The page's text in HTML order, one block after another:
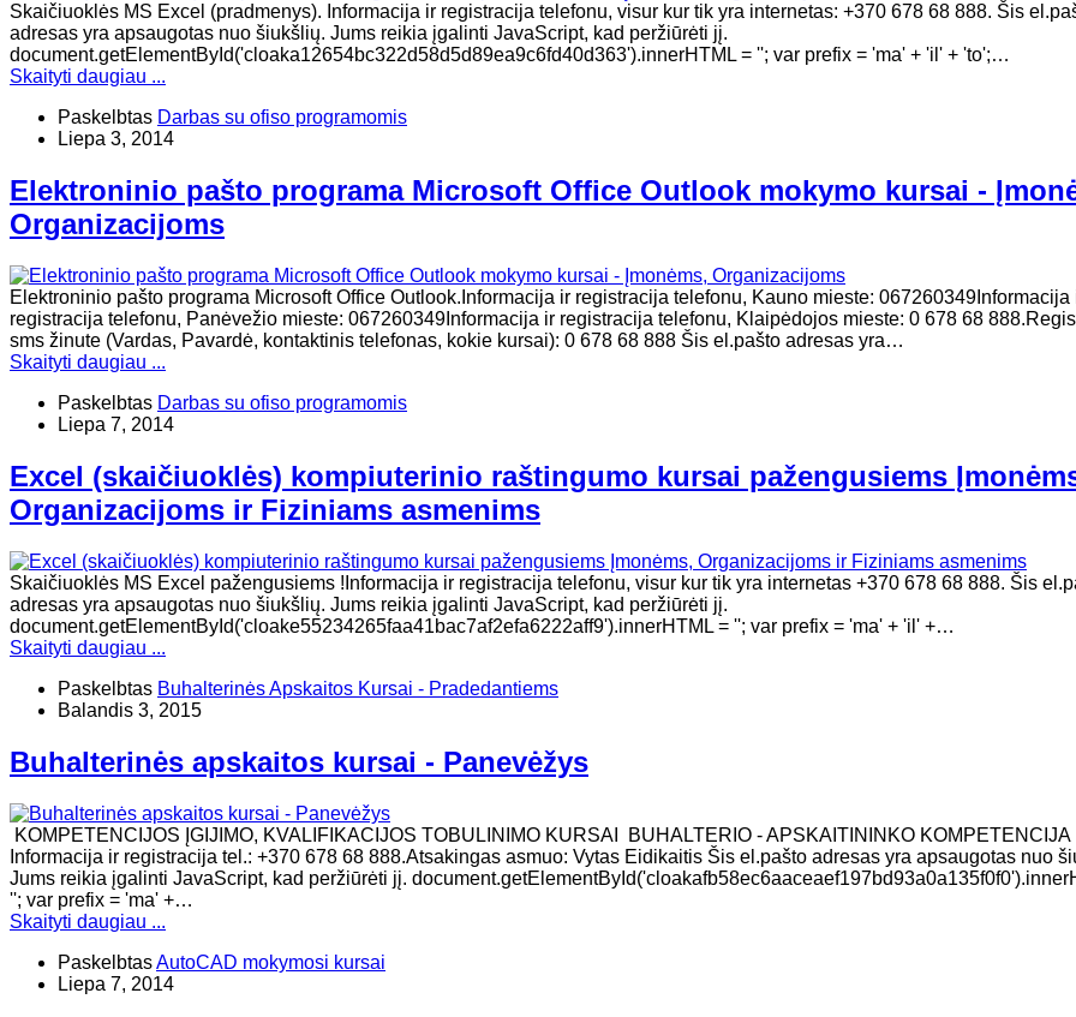
Skaičiuoklės MS Excel (pradmenys). Informacija ir registracija telefonu, visur kur tik yra internetas: +370 678 68 888. Šis
adresas yra apsaugotas nuo šiukšlių. Jums reikia įgalinti JavaScript, kad peržiūrėti jį.
document.getElementById('cloaka12654bc322d58d5d89ea9c6fd40d363').innerHTML = ''; var prefix = 'ma' + 'il' + 'to';…
Skaityti daugiau ...
Paskelbtas Darbas su ofiso programomis
Liepa 3, 2014
Elektroninio pašto programa Microsoft Office Outlook mokymo kursai -
Organizacijoms
Elektroninio pašto programa Microsoft Office Outlook.Informacija ir registracija telefonu, Kauno mieste: 067260349Informacija
registracija telefonu, Panėvežio mieste: 067260349Informacija ir registracija telefonu, Klaipėdojos mieste: 0 678 68
sms žinute (Vardas, Pavardė, kontaktinis telefonas, kokie kursai): 0 678 68 888 Šis el.pašto adresas yra…
Skaityti daugiau ...
Paskelbtas Darbas su ofiso programomis
Liepa 7, 2014
Excel (skaičiuoklės) kompiuterinio raštingumo kursai pažengusiems
Organizacijoms ir Fiziniams asmenims
Skaičiuoklės MS Excel pažengusiems !Informacija ir registracija telefonu, visur kur tik yra internetas +370 678 68 888. Šis
adresas yra apsaugotas nuo šiukšlių. Jums reikia įgalinti JavaScript, kad peržiūrėti jį.
document.getElementById('cloake55234265faa41bac7af2efa6222aff9').innerHTML = ''; var prefix = 'ma' + 'il' +…
Skaityti daugiau ...
Paskelbtas Buhalterinės Apskaitos Kursai - Pradedantiems
Balandis 3, 2015
Buhalterinės apskaitos kursai - Panevėžys
KOMPETENCIJOS ĮGIJIMO, KVALIFIKACIJOS TOBULINIMO KURSAI BUHALTERIO - APSKAITININKO KOMPETENCIJA
Informacija ir registracija tel.: +370 678 68 888.Atsakingas asmuo: Vytas Eidikaitis Šis el.pašto adresas yra apsaugotas nuo
Jums reikia įgalinti JavaScript, kad peržiūrėti jį.
''; var prefix = 'ma' +…
Skaityti daugiau ...
PaskelbtasAutoCAD mokymosi kursai
Liepa 7, 2014